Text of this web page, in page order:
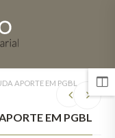
APORTE EM PGBL
EM PGBL